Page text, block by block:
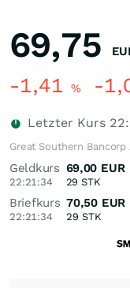
69,75
-1,41 % -
Letzter Kurs
Great Southern
Geldkurs
22:21:34
69,00 EUR
29 STK
Briefkurs
22:21:34
70,50 EUR
29 STK